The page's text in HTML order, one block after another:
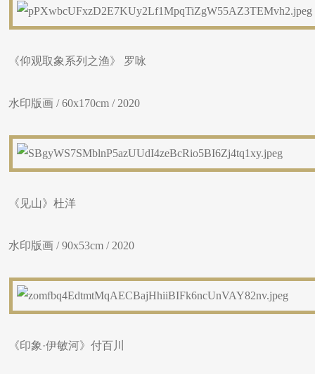
《仰观取象系列之渔》 罗咏
水印版画 / 60x170cm / 2020
《见山》杜洋
水印版画 / 90x53cm / 2020
《印象·伊敏河》付百川